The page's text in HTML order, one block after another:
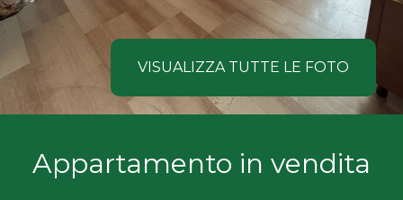
VISUALIZZA TUTTE LE FOTO
Appartamento in vendita
CERCANO
NOSTRI
Comune
Tipologia
-